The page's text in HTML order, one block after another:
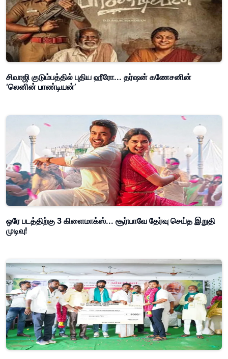
சிவாஜி குடும்பத்தில் புதிய ஹீரோ... தர்ஷன் கணேசனின்
‘லெனின் பாண்டியன்’
ஒரே படத்திற்கு 3 கிளைமாக்ஸ்... சூர்யாவே தேர்வு செய்த இறுதி
முடிவு!